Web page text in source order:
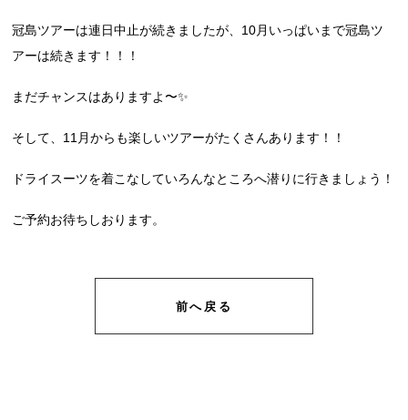
冠島ツアーは連日中止が続きましたが、10月いっぱいまで冠島ツ
アーは続きます！！！
まだチャンスはありますよ〜✨
そして、11月からも楽しいツアーがたくさんあります！！
ドライスーツを着こなしていろんなところへ潜りに行きましょう！
ご予約お待ちしおります。
前へ戻る